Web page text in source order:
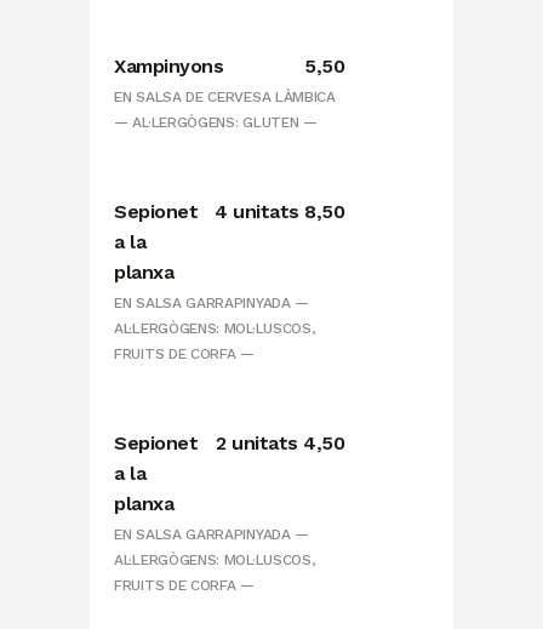
Xampinyons 5,50
EN SALSA DE CERVESA LÀMBICA
— AL·LERGÒGENS: GLUTEN —
Sepionet
a la
planxa
4 unitats 8,50
EN SALSA GARRAPINYADA —
AL·LERGÒGENS: MOL·LUSCOS,
FRUITS DE CORFA —
Sepionet
a la
planxa
2 unitats 4,50
EN SALSA GARRAPINYADA —
AL·LERGÒGENS: MOL·LUSCOS,
FRUITS DE CORFA —